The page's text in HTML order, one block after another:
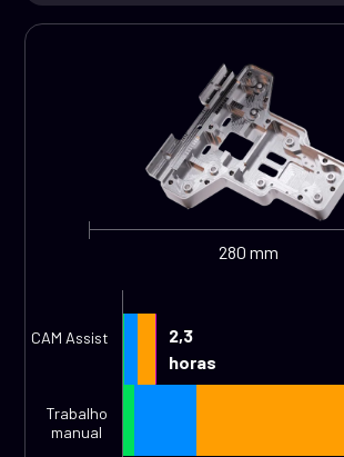
CAM Assist
Trabalho
manual
2,3
horas
280 mm